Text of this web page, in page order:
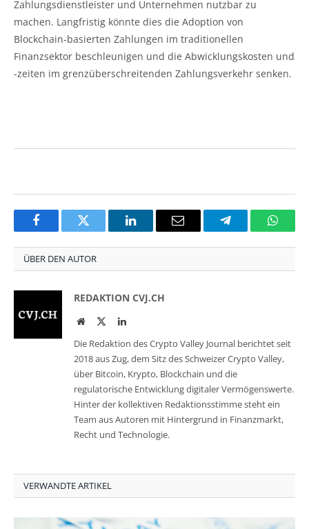
Zahlungsdienstleister und Unternehmen nutzbar zu
machen. Langfristig könnte dies die Adoption von
Blockchain-basierten Zahlungen im traditionellen
Finanzsektor beschleunigen und die Abwicklungskosten und
-zeiten im grenzüberschreitenden Zahlungsverkehr senken.
FacebookTwitter LinkedInEmail Telegram
ÜBER DEN AUTOR
REDAKTION CVJ.CH
WebsiteTwitterLinkedIn
Die Redaktion des Crypto Valley Journal berichtet seit
2018 aus Zug, dem Sitz des Schweizer Crypto Valley,
über Bitcoin, Krypto, Blockchain und die
regulatorische Entwicklung digitaler Vermögenswerte.
Hinter der kollektiven Redaktionsstimme steht ein
Team aus Autoren mit Hintergrund in Finanzmarkt,
Recht und Technologie.
VERWANDTE ARTIKEL